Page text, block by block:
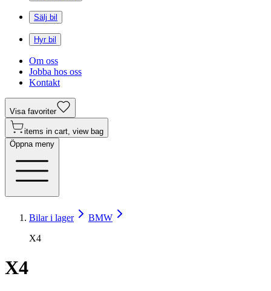
Sälj bil
Hyr bil
Om oss
Jobba hos oss
Kontakt
Visa favoriter
items in cart, view bag
Öppna meny
Bilar i lager
BMW
X4
X4